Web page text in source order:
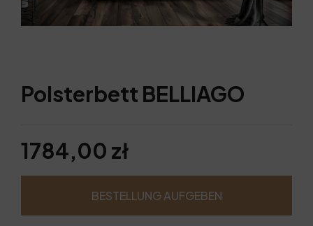
Polsterbett BELLIAGO
1784,00 zł
BESTELLUNG AUFGEBEN